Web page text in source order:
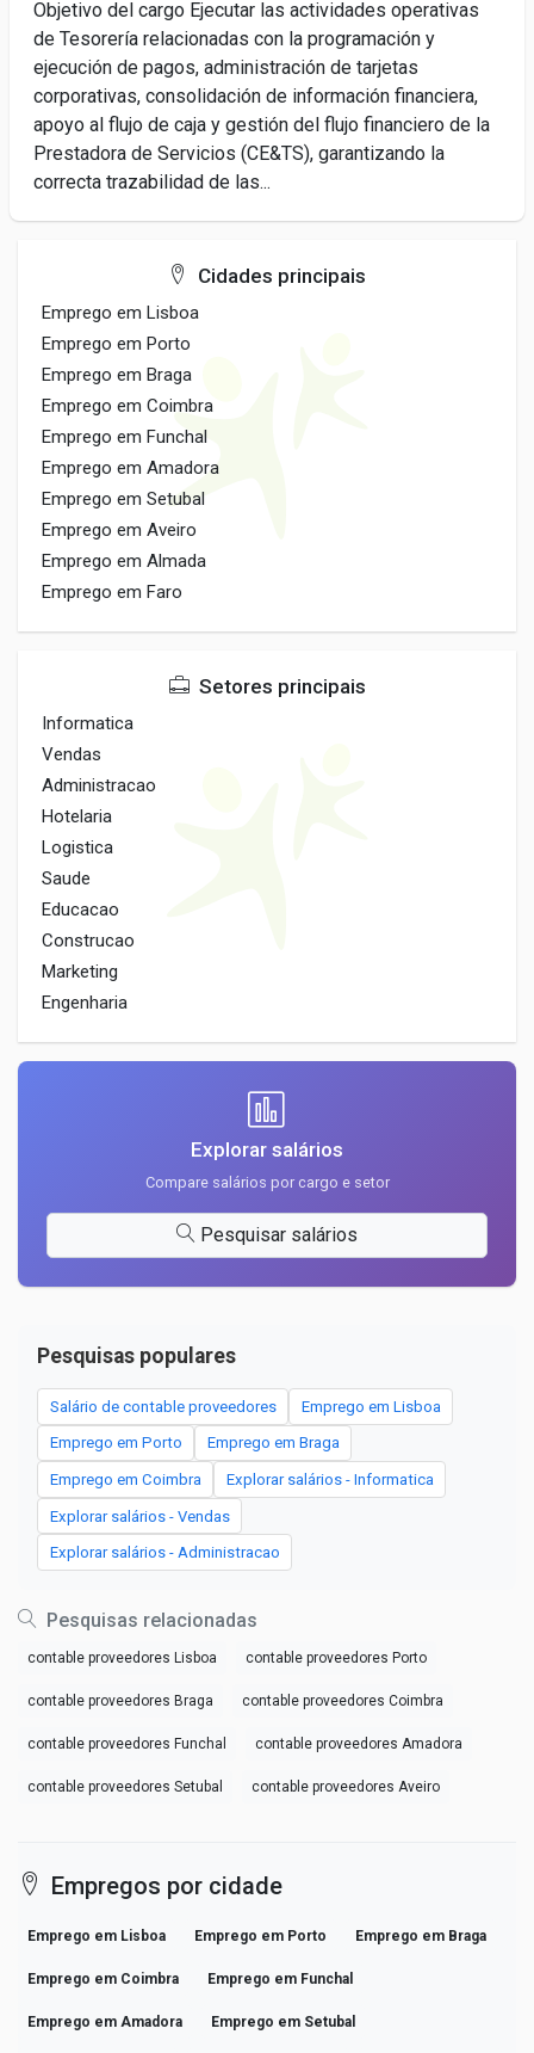
Objetivo del cargo Ejecutar las actividades operativas
de Tesorería relacionadas con la programación y
ejecución de pagos, administración de tarjetas
corporativas, consolidación de información financiera,
apoyo al flujo de caja y gestión del flujo financiero de la
Prestadora de Servicios (CE&TS), garantizando la
correcta trazabilidad de las...
Cidades principais
Emprego em Lisboa
Emprego em Porto
Emprego em Braga
Emprego em Coimbra
Emprego em Funchal
Emprego em Amadora
Emprego em Setubal
Emprego em Aveiro
Emprego em Almada
Emprego em Faro
Setores principais
Informatica
Vendas
Administracao
Hotelaria
Logistica
Saude
Educacao
Construcao
Marketing
Engenharia
Explorar salários
Compare salários por cargo e setor
Pesquisar salários
Pesquisas populares
Salário de contable proveedores Emprego em Lisboa
Emprego em Porto Emprego em Braga
Emprego em Coimbra Explorar salários - Informatica
Explorar salários - Vendas
Explorar salários - Administracao
Pesquisas relacionadas
contable proveedores Lisboa contable proveedores Porto
contable proveedores Braga contable proveedores Coimbra
contable proveedores Funchal contable proveedores Amadora
contable proveedores Setubal contable proveedores Aveiro
Empregos por cidade
Emprego em Lisboa Emprego em Porto Emprego em Braga
Emprego em Coimbra Emprego em Funchal
Emprego em Amadora Emprego em Setubal